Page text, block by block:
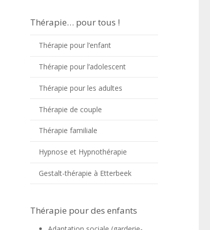
Thérapie… pour tous !
Thérapie pour l’enfant
Thérapie pour l’adolescent
Thérapie pour les adultes
Thérapie de couple
Thérapie familiale
Hypnose et Hypnothérapie
Gestalt-thérapie à Etterbeek
Thérapie pour des enfants